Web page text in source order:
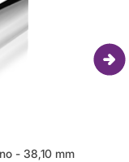
- 38,10 mm